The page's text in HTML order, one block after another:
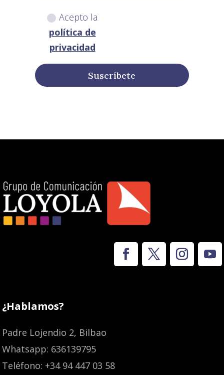
Acepto la
política de
privacidad
Suscríbete
¿Hablamos?
Padre Lojendio 2, Bilbao
Whatsapp: 636139795
Teléfono: +34 94 447 03 58